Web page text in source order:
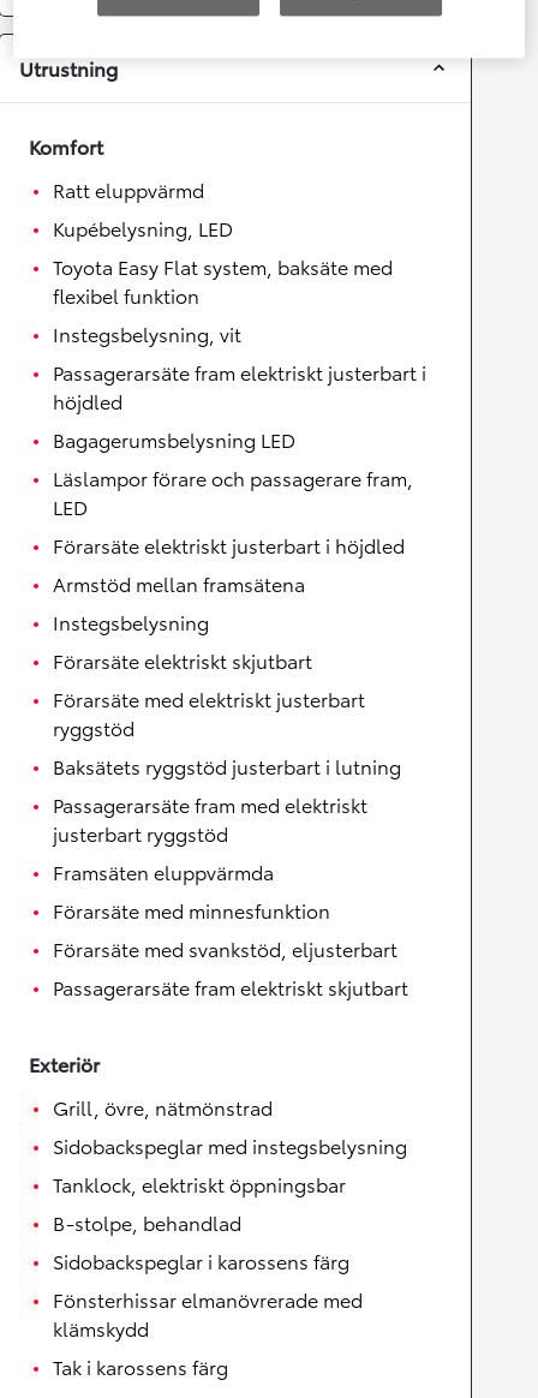
Utrustning
Komfort
Ratt eluppvärmd
Kupébelysning, LED
Toyota Easy Flat system, baksäte med
flexibel funktion
Instegsbelysning, vit
Passagerarsäte fram elektriskt justerbart i
höjdled
Bagagerumsbelysning LED
Läslampor förare och passagerare fram,
LED
Förarsäte elektriskt justerbart i höjdled
Armstöd mellan framsätena
Instegsbelysning
Förarsäte elektriskt skjutbart
Förarsäte med elektriskt justerbart
ryggstöd
Baksätets ryggstöd justerbart i lutning
Passagerarsäte fram med elektriskt
justerbart ryggstöd
Framsäten eluppvärmda
Förarsäte med minnesfunktion
Förarsäte med svankstöd, eljusterbart
Passagerarsäte fram elektriskt skjutbart
Exteriör
Grill, övre, nätmönstrad
Sidobackspeglar med instegsbelysning
Tanklock, elektriskt öppningsbar
B-stolpe, behandlad
Sidobackspeglar i karossens färg
Fönsterhissar elmanövrerade med
klämskydd
Tak i karossens färg